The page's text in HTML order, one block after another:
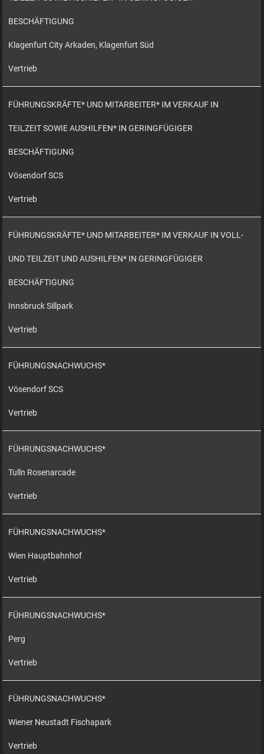
BESCHÄFTIGUNG
Klagenfurt City Arkaden, Klagenfurt Süd
Vertrieb
FÜHRUNGSKRÄFTE* UND MITARBEITER* IM VERKAUF IN
TEILZEIT SOWIE AUSHILFEN* IN GERINGFÜGIGER
BESCHÄFTIGUNG
Vösendorf SCS
Vertrieb
FÜHRUNGSKRÄFTE* UND MITARBEITER* IM VERKAUF IN VOLL-
UND TEILZEIT UND AUSHILFEN* IN GERINGFÜGIGER
BESCHÄFTIGUNG
Innsbruck Sillpark
Vertrieb
FÜHRUNGSNACHWUCHS*
Vösendorf SCS
Vertrieb
FÜHRUNGSNACHWUCHS*
Tulln Rosenarcade
Vertrieb
FÜHRUNGSNACHWUCHS*
Wien Hauptbahnhof
Vertrieb
FÜHRUNGSNACHWUCHS*
Perg
Vertrieb
FÜHRUNGSNACHWUCHS*
Wiener Neustadt Fischapark
Vertrieb